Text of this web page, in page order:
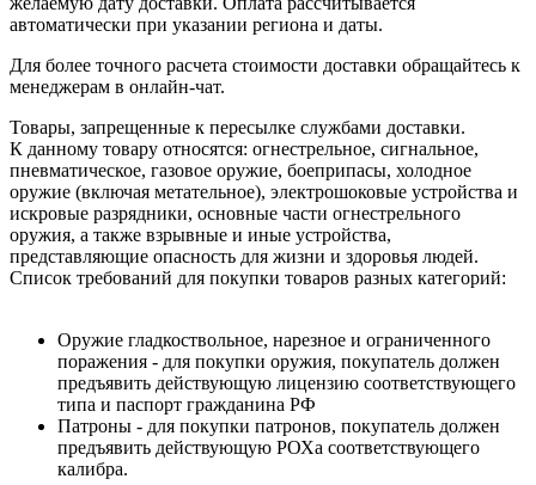
автоматически при указании региона и даты.
Для более точного расчета стоимости доставки обращайтесь к
менеджерам в онлайн-чат.
Товары, запрещенные к пересылке службами доставки.
К данному товару относятся: огнестрельное, сигнальное,
пневматическое, газовое оружие, боеприпасы, холодное
оружие (включая метательное), электрошоковые устройства и
искровые разрядники, основные части огнестрельного
оружия, а также взрывные и иные устройства,
представляющие опасность для жизни и здоровья людей.
Список требований для покупки товаров разных категорий:
Оружие гладкоствольное, нарезное и ограниченного
поражения - для покупки оружия, покупатель должен
предъявить действующую лицензию соответствующего
типа и паспорт гражданина РФ
Патроны - для покупки патронов, покупатель должен
предъявить действующую РОХа соответствующего
калибра.